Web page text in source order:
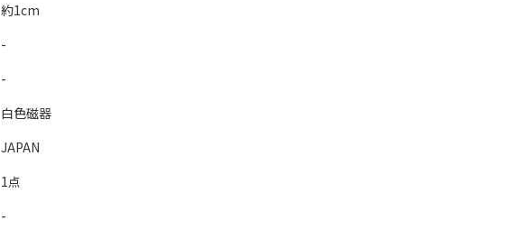
約1cm
-
-
白色磁器
JAPAN
1点
-